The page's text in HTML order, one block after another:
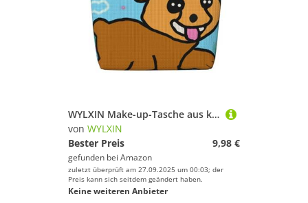
WYLXIN Make-up-Tasche aus künstlichem Hanf, Motiv: laufender Cartoon-Hund, umweltfreundlich und langlebig, einfaches Design, einfach Ihre Schönheitsutensilien aufzubewahren, Schwarz, Einheitsgröße
von WYLXIN
Bester Preis
9,98 €
gefunden bei Amazon
zuletzt überprüft am 27.09.2025 um 00:03; der
Preis kann sich seitdem geändert haben.
Keine weiteren Anbieter